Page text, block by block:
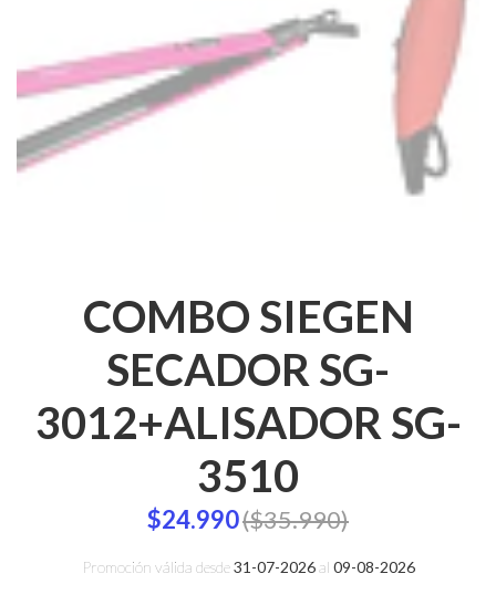
COMBO SIEGEN
SECADOR SG-
3012+ALISADOR SG-
3510
$24.990($35.990)
Promoción válida desde31-07-2026al 09-08-2026